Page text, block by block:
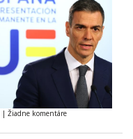
| Žiadne komentáre